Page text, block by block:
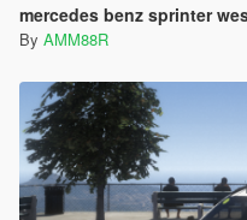
mercedes benz sprinter west
By AMM88R